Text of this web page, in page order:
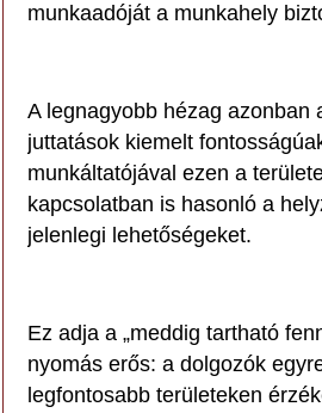
munkaadóját a munkahely
A legnagyobb hézag azonban
juttatások kiemelt
munkáltatójával ezen a
kapcsolatban is hasonló a
jelenlegi lehetőségeket.
Ez adja a „meddig tartható
nyomás erős: a dolgozók
legfontosabb területeken